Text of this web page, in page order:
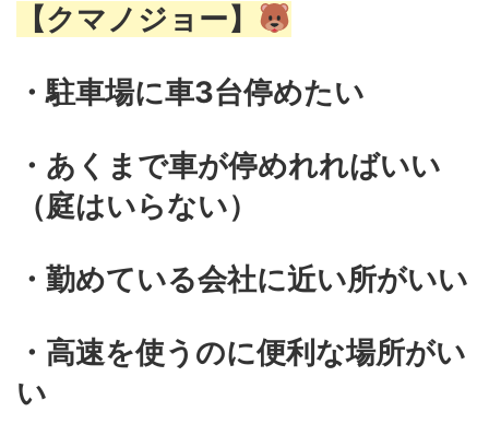
【クマノジョー】
・駐車場に車3台停めたい
・あくまで車が停めれればいい
（庭はいらない）
・勤めている会社に近い所がいい
・高速を使うのに便利な場所がい
い